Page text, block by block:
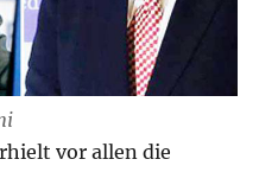
vor allen die